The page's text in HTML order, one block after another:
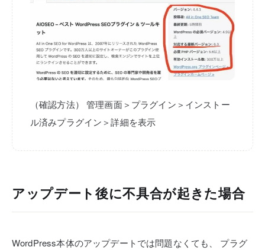
（確認方法）
管理画面＞プラグイン＞インストー
ル済みプラグイン＞詳細を表示
アップデート後に不具合が起きた場合
WordPress本体のアップデートでは問題なくても、
プラグ